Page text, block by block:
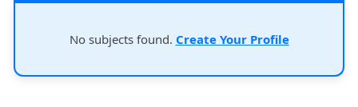
No subjects found. Create Your Profile